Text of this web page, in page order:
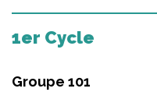
1er Cycle
Groupe 101